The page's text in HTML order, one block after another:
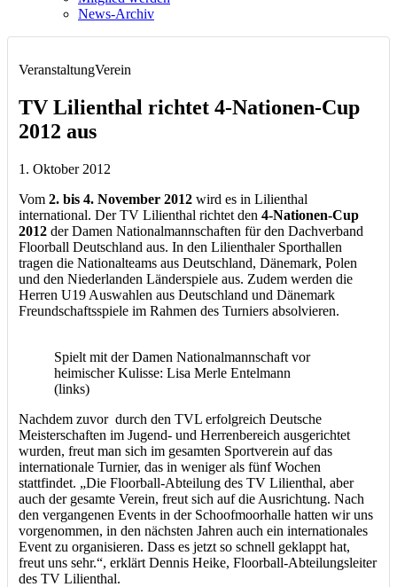
News-Archiv
VeranstaltungVerein
TV Lilienthal richtet 4-Nationen-Cup
2012 aus
1. Oktober 2012
Vom 2. bis 4. November 2012 wird es in Lilienthal
international. Der TV Lilienthal richtet den 4-Nationen-Cup
2012 der Damen Nationalmannschaften für den Dachverband
Floorball Deutschland aus. In den Lilienthaler Sporthallen
tragen die Nationalteams aus Deutschland, Dänemark, Polen
und den Niederlanden Länderspiele aus. Zudem werden die
Herren U19 Auswahlen aus Deutschland und Dänemark
Freundschaftsspiele im Rahmen des Turniers absolvieren.
Spielt mit der Damen Nationalmannschaft vor
heimischer Kulisse: Lisa Merle Entelmann
(links)
Nachdem zuvor durch den TVL erfolgreich Deutsche
Meisterschaften im Jugend- und Herrenbereich ausgerichtet
wurden, freut man sich im gesamten Sportverein auf das
internationale Turnier, das in weniger als fünf Wochen
stattfindet. „Die Floorball-Abteilung des TV Lilienthal, aber
auch der gesamte Verein, freut sich auf die Ausrichtung. Nach
den vergangenen Events in der Schoofmoorhalle hatten wir uns
vorgenommen, in den nächsten Jahren auch ein internationales
Event zu organisieren. Dass es jetzt so schnell geklappt hat,
freut uns sehr.“, erklärt Dennis Heike, Floorball-Abteilungsleiter
des TV Lilienthal.